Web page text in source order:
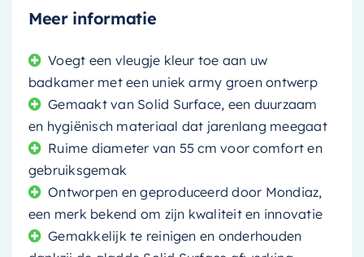
Meer informatie
Voegt een vleugje kleur toe aan uw
badkamer met een uniek army groen ontwerp
Gemaakt van Solid Surface, een duurzaam
en hygiënisch materiaal dat jarenlang meegaat
Ruime diameter van 55 cm voor comfort en
gebruiksgemak
Ontworpen en geproduceerd door Mondiaz,
een merk bekend om zijn kwaliteit en innovatie
Gemakkelijk te reinigen en onderhouden